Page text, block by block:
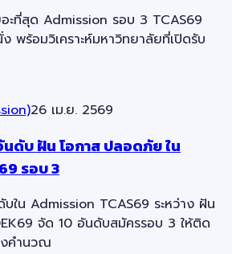
ะที่สุด Admission รอบ 3 TCAS69
พร้อมวิเคราะห์มหาวิทยาลัยที่เปิดรับ
26 เม.ย. 2569
ดับ ฝัน โอกาส ปลอดภัย ใน
รอบ 3
ใน Admission TCAS69 ระหว่าง ฝัน
จัด 10 อันดับสมัครรอบ 3 ให้ติด
คำนวณ